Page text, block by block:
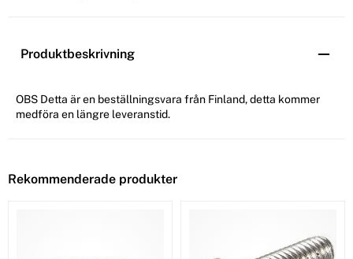
Produktbeskrivning
OBS Detta är en beställningsvara från Finland, detta kommer
medföra en längre leveranstid.
Rekommenderade produkter